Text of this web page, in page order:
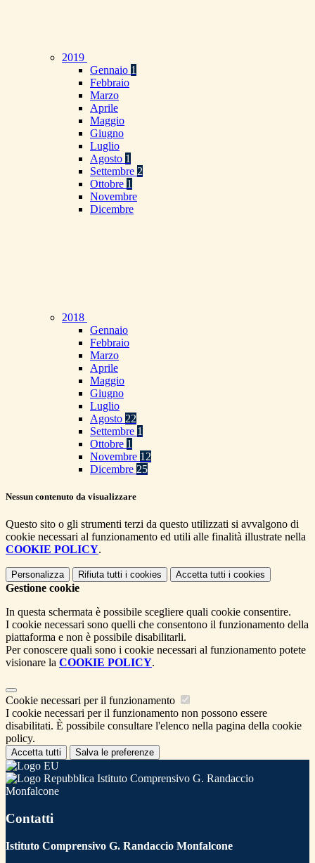
2019
Gennaio 1
Febbraio
Marzo
Aprile
Maggio
Giugno
Luglio
Agosto 1
Settembre 2
Ottobre 1
Novembre
Dicembre
2018
Gennaio
Febbraio
Marzo
Aprile
Maggio
Giugno
Luglio
Agosto 22
Settembre 1
Ottobre 1
Novembre 12
Dicembre 25
Nessun contenuto da visualizzare
Questo sito o gli strumenti terzi da questo utilizzati si avvalgono di
cookie necessari al funzionamento ed utili alle finalità illustrate nella
COOKIE POLICY.
Personalizza Rifiuta tutti i cookies Accetta tutti i cookies
Gestione cookie
In questa schermata è possibile scegliere quali cookie consentire.
I cookie necessari sono quelli che consentono il funzionamento della
piattaforma e non è possibile disabilitarli.
Per conoscere quali sono i cookie necessari al funzionamento potete
visionare la COOKIE POLICY.
Cookie necessari per il funzionamento
I cookie necessari per il funzionamento non possono essere
disabilitati. È possibile consultare l'elenco nella pagina della cookie
policy.
Accetta tutti Salva le preferenze
Istituto Comprensivo G. Randaccio
Monfalcone
Contatti
Istituto Comprensivo G. Randaccio Monfalcone